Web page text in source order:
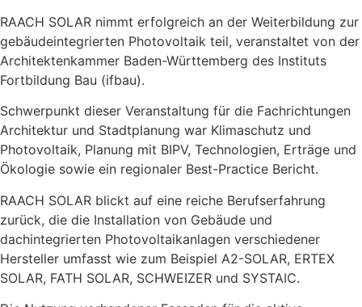
RAACH SOLAR nimmt erfolgreich an der Weiterbildung zur
gebäudeintegrierten Photovoltaik teil, veranstaltet von der
Architektenkammer Baden-Württemberg des Instituts
Fortbildung Bau (ifbau).
Schwerpunkt dieser Veranstaltung für die Fachrichtungen
Architektur und Stadtplanung war Klimaschutz und
Photovoltaik, Planung mit BIPV, Technologien, Erträge und
Ökologie sowie ein regionaler Best-Practice Bericht.
RAACH SOLAR blickt auf eine reiche Berufserfahrung
zurück, die die Installation von Gebäude und
dachintegrierten Photovoltaikanlagen verschiedener
Hersteller umfasst wie zum Beispiel A2-SOLAR, ERTEX
SOLAR, FATH SOLAR, SCHWEIZER und SYSTAIC.